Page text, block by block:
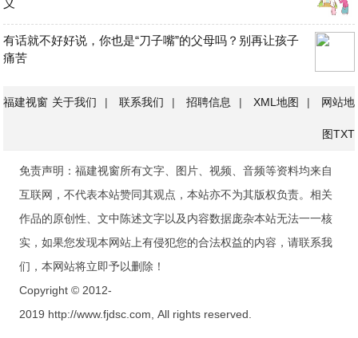
义
有话就不好好说，你也是“刀子嘴”的父母吗？别再让孩子
痛苦
福建视窗 关于我们 | 联系我们 | 招聘信息 | XML地图 | 网站地
图TXT
免责声明：福建视窗所有文字、图片、视频、音频等资料均来自
互联网，不代表本站赞同其观点，本站亦不为其版权负责。相关
作品的原创性、文中陈述文字以及内容数据庞杂本站无法一一核
实，如果您发现本网站上有侵犯您的合法权益的内容，请联系我
们，本网站将立即予以删除！
Copyright © 2012-
2019 http://www.fjdsc.com, All rights reserved.